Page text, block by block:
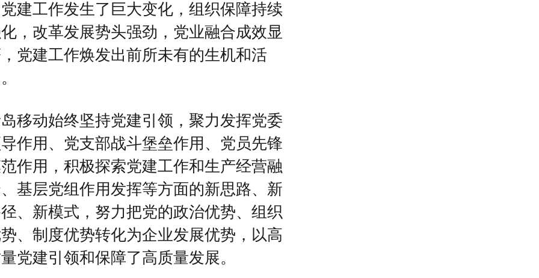
建工作发生了巨大变化，组织保障持续
，改革发展势头强劲，党业融合成效显
党建工作焕发出前所未有的生机和活
移动始终坚持党建引领，聚力发挥党委
作用、党支部战斗堡垒作用、党员先锋
作用，积极探索党建工作和生产经营融
基层党组作用发挥等方面的新思路、新
、新模式，努力把党的政治优势、组织
、制度优势转化为企业发展优势，以高
党建引领和保障了高质量发展。